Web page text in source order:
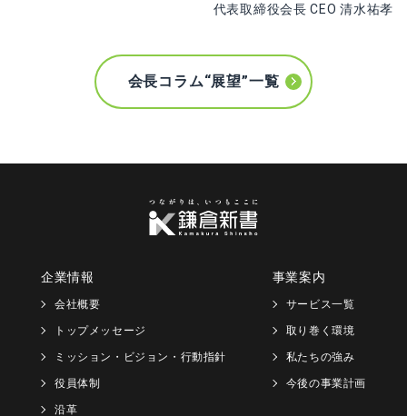
代表取締役会長 CEO 清水祐孝
会長コラム“展望”一覧
企業情報
会社概要
トップメッセージ
ミッション・ビジョン・行動指針
役員体制
沿革
事業案内
サービス一覧
取り巻く環境
私たちの強み
今後の事業計画